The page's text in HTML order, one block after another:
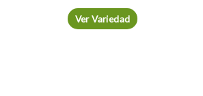
Ver Variedad